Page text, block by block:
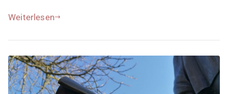
Weiterlesen